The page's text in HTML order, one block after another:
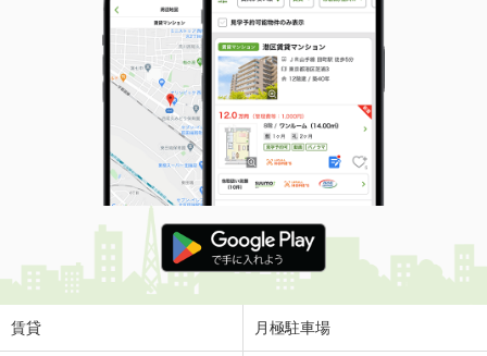
山形県天童市鎌田本町２
価 格
2,200万円
住 所
山形県天童市鎌田本町２
建物面積 183.74m²
土地面積 310.85m²
山形県天童市芳賀タウン南５
価 格
4,280万円
住 所
山形県天童市芳賀タウン南５
建物面積
賃貸 月極駐車場